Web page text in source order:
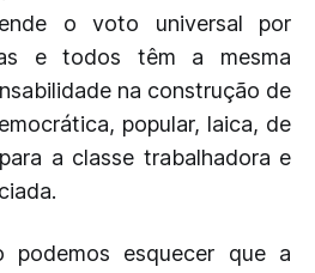
o voto universal por
e todos têm a mesma
na construção de
popular, laica, de
a classe trabalhadora e
podemos esquecer que a